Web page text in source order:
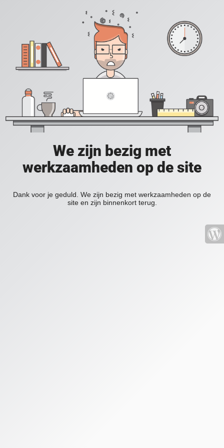
We zijn bezig met
werkzaamheden op de site
Dank voor je geduld. We zijn bezig met werkzaamheden op de
site en zijn binnenkort terug.